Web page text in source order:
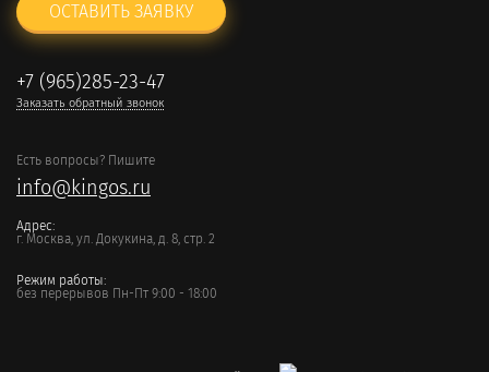
ОСТАВИТЬ ЗАЯВКУ
+7 (965)285-23-47
Заказать обратный звонок
Есть вопросы? Пишите
info@kingos.ru
Адрес:
г. Москва, ул. Докукина, д. 8, стр. 2
Режим работы:
без перерывов Пн-Пт 9:00 - 18:00